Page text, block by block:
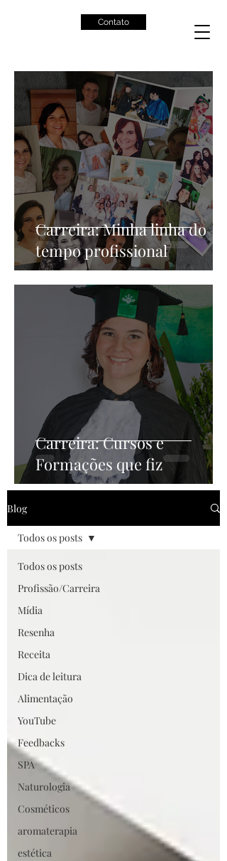
Contato
Carreira: Minha linha do
tempo profissional
Carreira: Cursos e
Formações que fiz
Blog
Todos os posts
Profissão/Carreira
Mídia
Resenha
Receita
Dica de leitura
Alimentação
YouTube
Feedbacks
SPA
Naturologia
Cosméticos
aromaterapia
estética
Todos os posts